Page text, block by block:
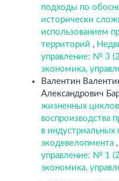
подходы по
исторически
использованием
территорий ,
управление: № 3
экономика,
Валентин
Александрович
жизненных циклов
в индустриальных
экодевелопмента ,
управление: № 1
экономика,